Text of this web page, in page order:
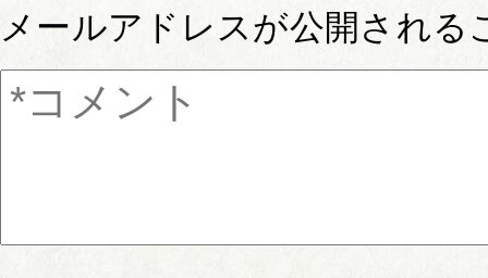
メールアドレスが公開される